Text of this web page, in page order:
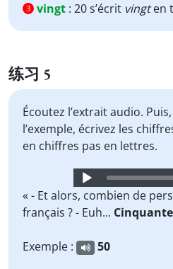
3 vingt : 20 s’écrit vingten
练习 5
Écoutez l’extrait audio.
l’exemple, écrivez les
en chiffres pas en lettres.
Audio
Player
« - Et alors, combien de
français ? - Euh... Cinquante
Exemple : 50